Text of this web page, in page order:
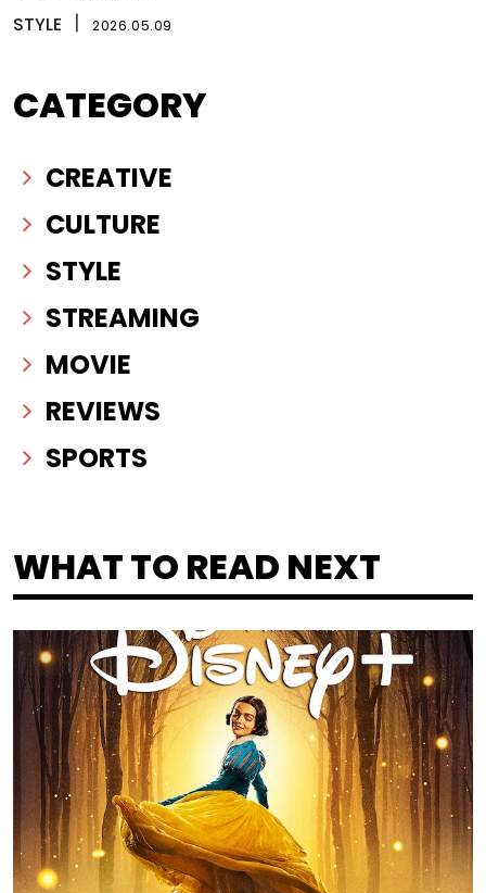
STYLE 2026.05.09
CATEGORY
CREATIVE
CULTURE
STYLE
STREAMING
MOVIE
REVIEWS
SPORTS
WHAT TO READ NEXT